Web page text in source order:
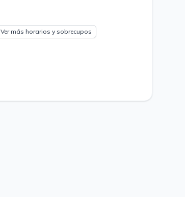
Ver más horarios y sobrecupos